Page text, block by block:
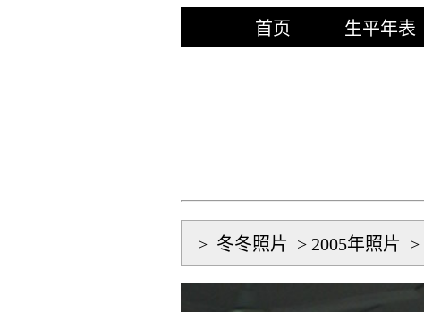
首页 生平年表
> 冬冬照片 > 2005年照片 >